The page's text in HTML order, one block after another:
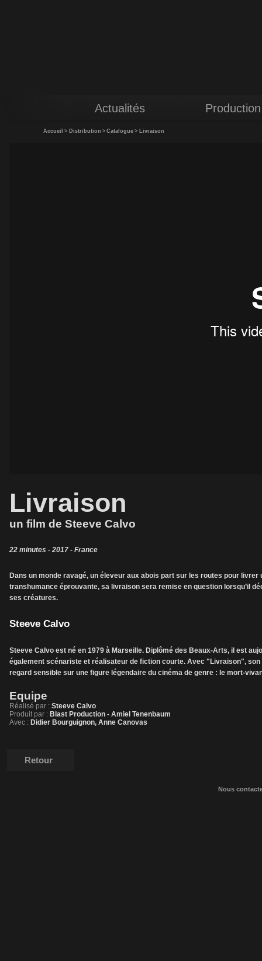
Actualités Production
Accueil > Distribution > Catalogue > Livraison
Livraison
un film de Steeve Calvo
22 minutes - 2017 - France
Dans un monde ravagé, un éleveur aux abois part sur les routes pour livrer
transhumance éprouvante, sa livraison sera remise en question lorsqu’il
ses créatures.
Steeve Calvo
Steeve Calvo est né en 1979 à Marseille. Diplômé des Beaux-Arts, il est
également scénariste et réalisateur de fiction courte. Avec "Livraison",
regard sensible sur une figure légendaire du cinéma de genre : le mort-
Equipe
Réalisé par : Steeve Calvo
Produit par : Blast Production - Amiel Tenenbaum
Avec : Didier Bourguignon, Anne Canovas
Retour
Nous